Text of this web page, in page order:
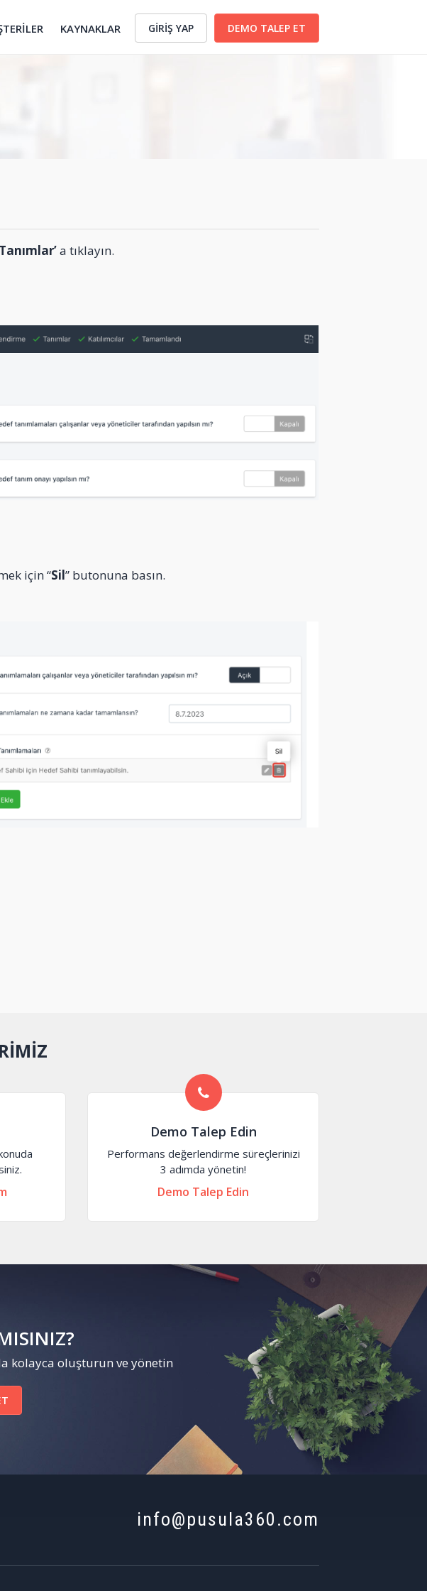
KAYNAKLAR GİRİŞ YAP DEMO TALEP ET
a tıklayın.
için “Sil” butonuna basın.
Demo Talep Edin
Performans değerlendirme süreçlerinizi
3 adımda yönetin!
Demo Talep Edin
kolayca oluşturun ve yönetin
info@pusula360.com